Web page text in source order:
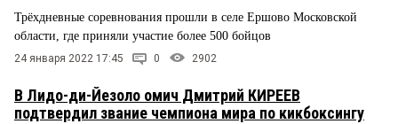
Трёхдневные соревнования прошли в селе Ершово Московской
области, где приняли участие более 500 бойцов
24 января 2022 17:45 0 2902
В Лидо-ди-Йезоло омич Дмитрий КИРЕЕВ
подтвердил звание чемпиона мира по кикбоксингу